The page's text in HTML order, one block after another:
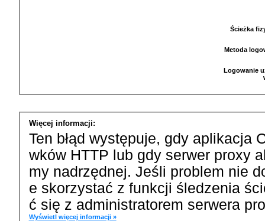
Ścieżka
Metoda
Logowanie
Więcej informacji:
Ten błąd występuje, gdy aplikacja
wków HTTP lub gdy serwer proxy
my nadrzędnej. Jeśli problem nie
e skorzystać z funkcji śledzenia
ć się z administratorem serwera
Wyświetl więcej informacji »